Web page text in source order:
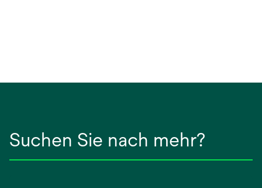
Suchen Sie nach mehr?